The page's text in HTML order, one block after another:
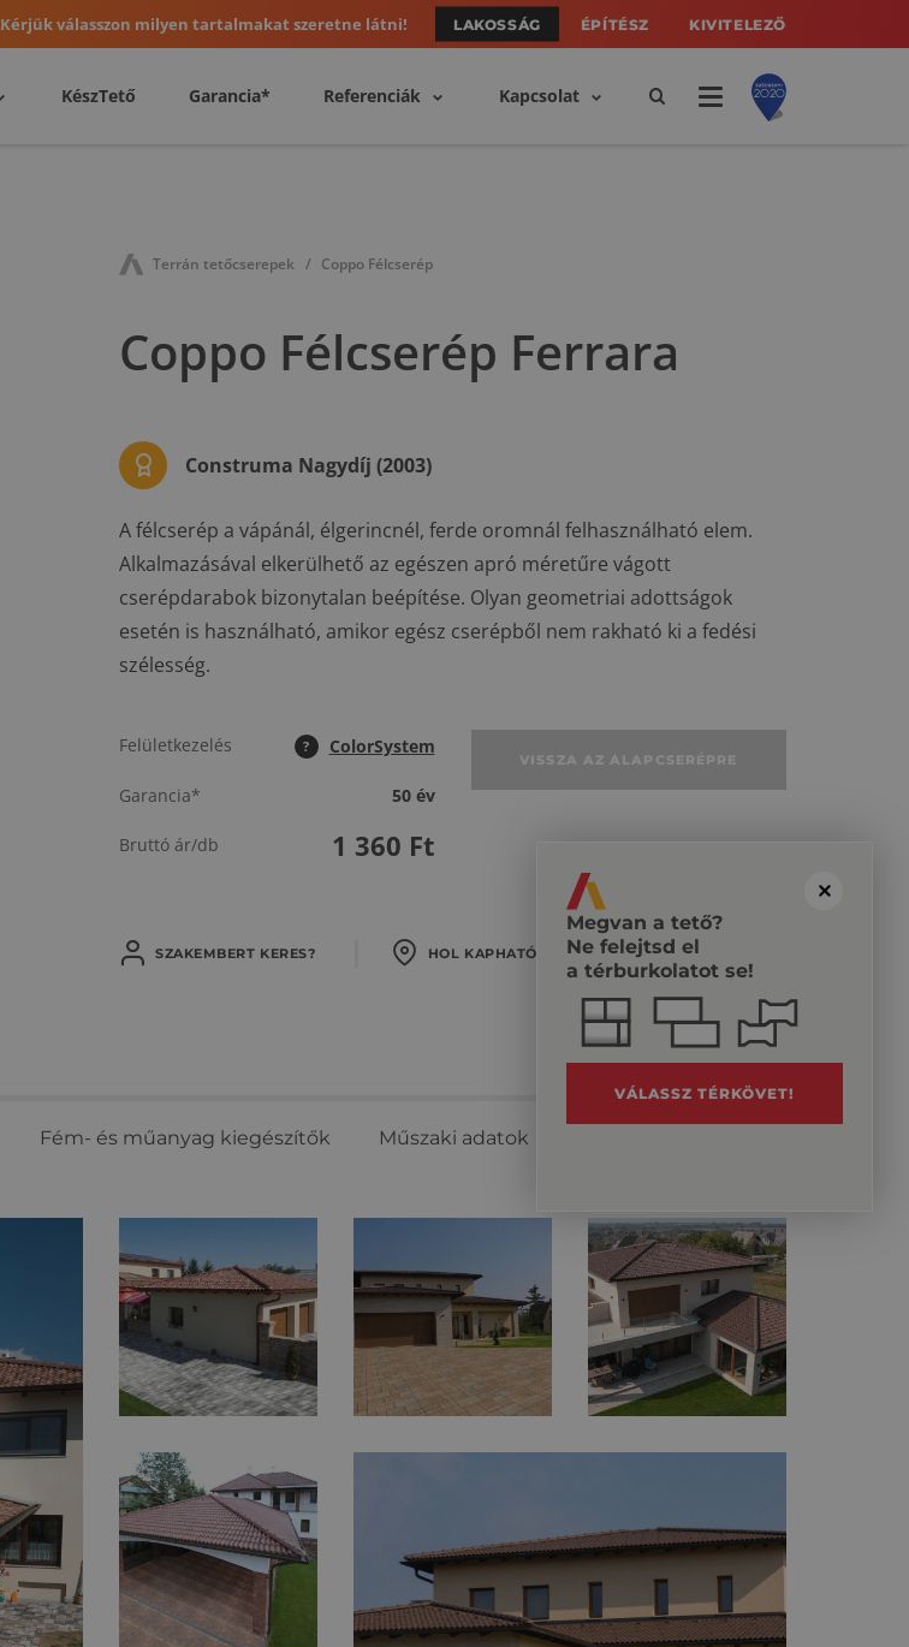
Kérjük válasszon milyen tartalmakat szeretne látni! LAKOSSÁG ÉPÍTÉSZ KIVITELEZŐ
KészTető Garancia* Referenciák Kapcsolat
Terrán tetőcserepek Coppo Félcserép
Coppo Félcserép Ferrara
Construma Nagydíj (2003)
A félcserép a vápánál, élgerincnél, ferde oromnál felhasználható elem.
Alkalmazásával elkerülhető az egészen apró méretűre vágott
cserépdarabok bizonytalan beépítése. Olyan geometriai adottságok
esetén is használható, amikor egész cserépből nem rakható ki a fedési
szélesség.
Felületkezelés ? ColorSystem
Garancia* 50 év
Bruttó ár/db 1 360 Ft
VISSZA AZ ALAPCSERÉPRE
SZAKEMBERT KERES? HOL KAPHATÓ?
Fém- és műanyag kiegészítők Műszaki adatok
Megvan a tető?
Ne felejtsd el
a térburkolatot se!
VÁLASSZ TÉRKÖVET!